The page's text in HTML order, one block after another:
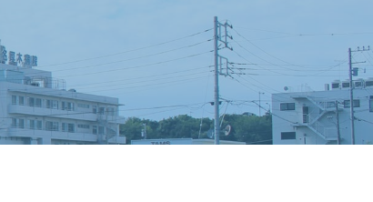
周辺環境について